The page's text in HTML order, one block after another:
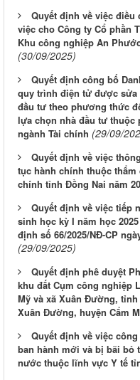
Quyết định về việc điều
việc cho Công ty Cổ phần
Khu công nghiệp An
(30/09/2025)
Quyết định công bố
quy trình điện tử được
đầu tư theo phương thức
lựa chọn nhà đầu tư thuộc
ngành Tài chính (29/09/
Quyết định về việc
tục hành chính thuộc thẩm
chính tỉnh Đồng Nai năm
Quyết định về việc tiếp
sinh học kỳ I năm học
định số 66/2025/NĐ-CP
(29/09/2025)
Quyết định phê duyệt
khu đất Cụm công nghiệp
Mỹ và xã Xuân Đường,
Xuân Đường, huyện Cẩm
Quyết định về việc
ban hành mới và bị bãi bỏ
nước thuộc lĩnh vực Y tế